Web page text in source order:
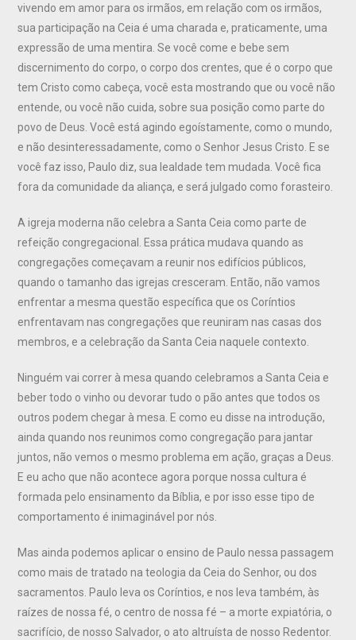
vivendo em amor para os irmãos, em relação com os irmãos,
sua participação na Ceia é uma charada e, praticamente, uma
expressão de uma mentira. Se você come e bebe sem
discernimento do corpo, o corpo dos crentes, que é o corpo que
tem Cristo como cabeça, você esta mostrando que ou você não
entende, ou você não cuida, sobre sua posição como parte do
povo de Deus. Você está agindo egoístamente, como o mundo,
e não desinteressadamente, como o Senhor Jesus Cristo. E se
você faz isso, Paulo diz, sua lealdade tem mudada. Você fica
fora da comunidade da aliança, e será julgado como forasteiro.
A igreja moderna não celebra a Santa Ceia como parte de
refeição congregacional. Essa prática mudava quando as
congregações começavam a reunir nos edifícios públicos,
quando o tamanho das igrejas cresceram. Então, não vamos
enfrentar a mesma questão específica que os Coríntios
enfrentavam nas congregações que reuniram nas casas dos
membros, e a celebração da Santa Ceia naquele contexto.
Ninguém vai correr à mesa quando celebramos a Santa Ceia e
beber todo o vinho ou devorar tudo o pão antes que todos os
outros podem chegar à mesa. E como eu disse na introdução,
ainda quando nos reunimos como congregação para jantar
juntos, não vemos o mesmo problema em ação, graças a Deus.
E eu acho que não acontece agora porque nossa cultura é
formada pelo ensinamento da Bíblia, e por isso esse tipo de
comportamento é inimaginável por nós.
Mas ainda podemos aplicar o ensino de Paulo nessa passagem
como mais de tratado na teologia da Ceia do Senhor, ou dos
sacramentos. Paulo leva os Coríntios, e nos leva também, às
raízes de nossa fé, o centro de nossa fé – a morte expiatória, o
sacrifício, de nosso Salvador, o ato altruísta de nosso Redentor.